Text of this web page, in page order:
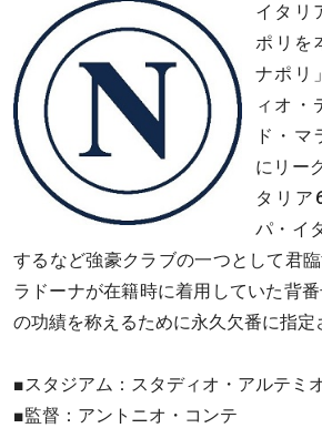
イタリ
ポリを
ナポリ
ィオ・
ド・マ
にリー
タリア
パ・イ
するなど強豪クラブの一つとして君
ラドーナが在籍時に着用していた背
の功績を称えるために永久欠番に指定
■スタジアム：スタディオ・アルテミ
■監督：アントニオ・コンテ